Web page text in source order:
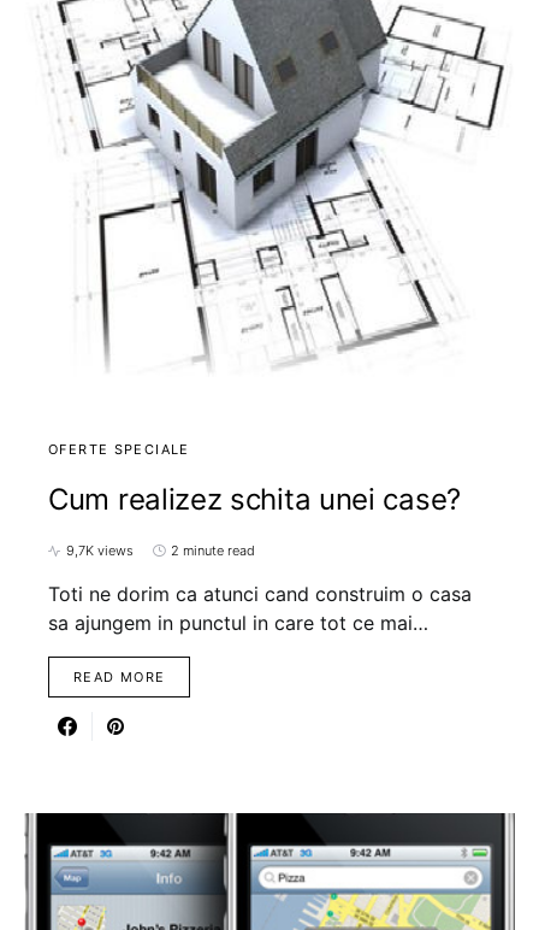
OFERTE SPECIALE
Cum realizez schita unei case?
9,7K views 2 minute read
Toti ne dorim ca atunci cand construim o casa
sa ajungem in punctul in care tot ce mai…
READ MORE